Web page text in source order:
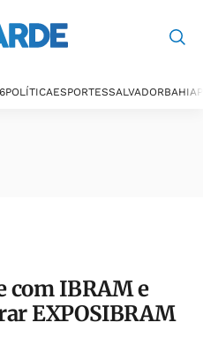
POLÍTICAESPORTESSALVADORBAHIA
com IBRAM e
EXPOSIBRAM